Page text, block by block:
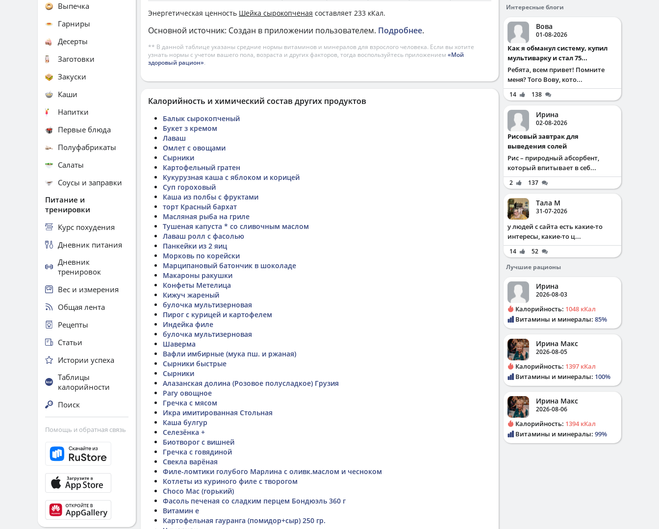
Энергетическая ценность Шейка сырокопченая составляет 233 кКал.
Основной источник: Создан в приложении пользователем. Подробнее.
** В данной таблице указаны средние нормы витаминов и минералов для взрослого человека. Если вы хотите
узнать нормы с учетом вашего пола, возраста и других факторов, тогда воспользуйтесь приложением «Мой
здоровый рацион».
Калорийность и химический состав других продуктов
Балык сырокопченый
Букет з кремом
Лаваш
Омлет с овощами
Сырники
Картофельный гратен
Кукурузная каша с яблоком и корицей
Суп гороховый
Каша из полбы с фруктами
торт Красный бархат
Масляная рыба на гриле
Тушеная капуста * со сливочным маслом
Лаваш ролл с фасолью
Панкейки из 2 яиц
Морковь по корейски
Марципановый батончик в шоколаде
Макароны ракушки
Конфеты Метелица
Кижуч жареный
булочка мультизерновая
Пирог с курицей и картофелем
Индейка филе
булочка мультизерновая
Шаверма
Вафли имбирные (мука пш. и ржаная)
Сырники быстрые
Сырники
Алазанская долина (Розовое полусладкое) Грузия
Рагу овощное
Гречка с мясом
Икра имитированная Стольная
Каша булгур
Селезёнка +
Биотворог с вишней
Гречка с говядиной
Свекла варёная
Филе-ломтики голубого Марлина с оливк.маслом и чесноком
Котлеты из куриного филе с творогом
Choco Mac (горький)
Фасоль печеная со сладким перцем Бондюэль 360 г
Витамин е
Картофельная гауранга (помидор+сыр) 250 гр.
Выпечка
Гарниры
Десерты
Заготовки
Закуски
Каши
Напитки
Первые блюда
Полуфабрикаты
Салаты
Соусы и заправки
Питание и
тренировки
Курс похудения
Дневник питания
Дневник
тренировок
Вес и измерения
Общая лента
Рецепты
Статьи
Истории успеха
Таблицы
калорийности
Поиск
Помощь и обратная связь
Интересные блоги
Вова
01-08-2026
Как я обманул систему, купил
мультиварку и стал 75...
Ребята, всем привет! Помните
меня? Того Вову, кото...
14 138
Ирина
02-08-2026
Рисовый завтрак для
выведения солей
Рис – природный абсорбент,
который впитывает в себ...
2 137
Тала М
31-07-2026
у людей с сайта есть какие-то
интересы, какие-то ц...
14
52
Лучшие рационы
Ирина
2026-08-03
Калорийность: 1048 кКал
Витамины и минералы: 85%
Ирина Макс
2026-08-05
Калорийность: 1397 кКал
Витамины и минералы: 100%
Ирина Макс
2026-08-06
Калорийность: 1394 кКал
Витамины и минералы: 99%